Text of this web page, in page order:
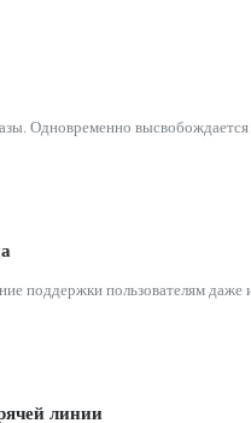
Одновременно высвобождается
поддержки пользователям даже
линии